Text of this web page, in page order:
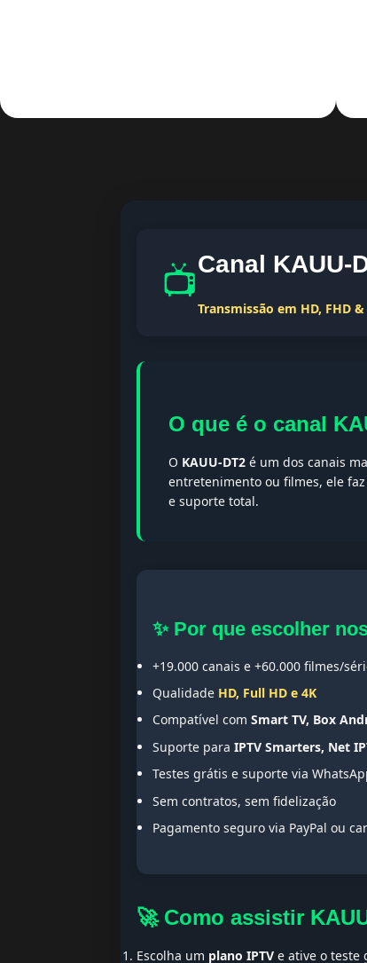
📺Canal KAUU-
Transmissão em HD, FHD
O que é o canal
O KAUU-DT2 é um dos canais
entretenimento ou filmes, ele
e suporte total.
✨ Por que escolher
+19.000 canais e +60.000 filmes/
Qualidade HD, Full HD e 4K
Compatível com Smart TV, Box
Suporte para IPTV Smarters, Net
Testes grátis e suporte via
Sem contratos, sem fidelização
Pagamento seguro via PayPal ou
🚀 Como assistir
Escolha um plano IPTV e ative o teste